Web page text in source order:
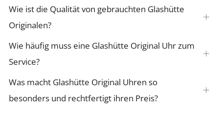
Wie ist die Qualität von gebrauchten Glashütte
Originalen?
Wie häufig muss eine Glashütte Original Uhr zum
Service?
Was macht Glashütte Original Uhren so
besonders und rechtfertigt ihren Preis?